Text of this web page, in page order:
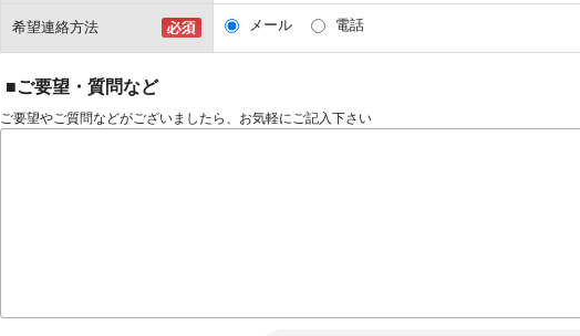
希望連絡方法 メール 電話
■ご要望・質問など
ご要望やご質問などがございましたら、お気軽にご記入下さい